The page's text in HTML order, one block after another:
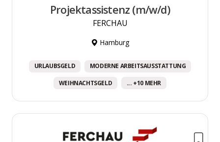
Projektassistenz (m/w/d)
FERCHAU
Hamburg
URLAUBSGELD MODERNE ARBEITSAUSSTATTUNG
WEIHNACHTSGELD ... +10 MEHR